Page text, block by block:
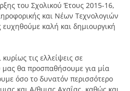
του Σχολικού Έτους 2015-16,
και Νέων Τεχνολογιών
καλή και δημιουργική
τις ελλείψεις σε
θα προσπαθήσουμε για μία
όσο το δυνατόν περισσότερο